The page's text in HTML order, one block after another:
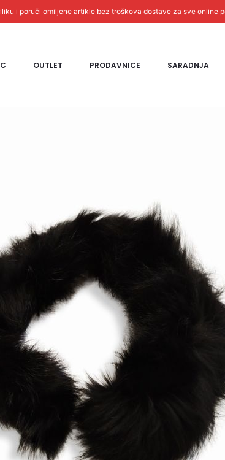
i poruči omiljene artikle bez troškova dostave za sve online
OUTLET PRODAVNICE SARADNJA